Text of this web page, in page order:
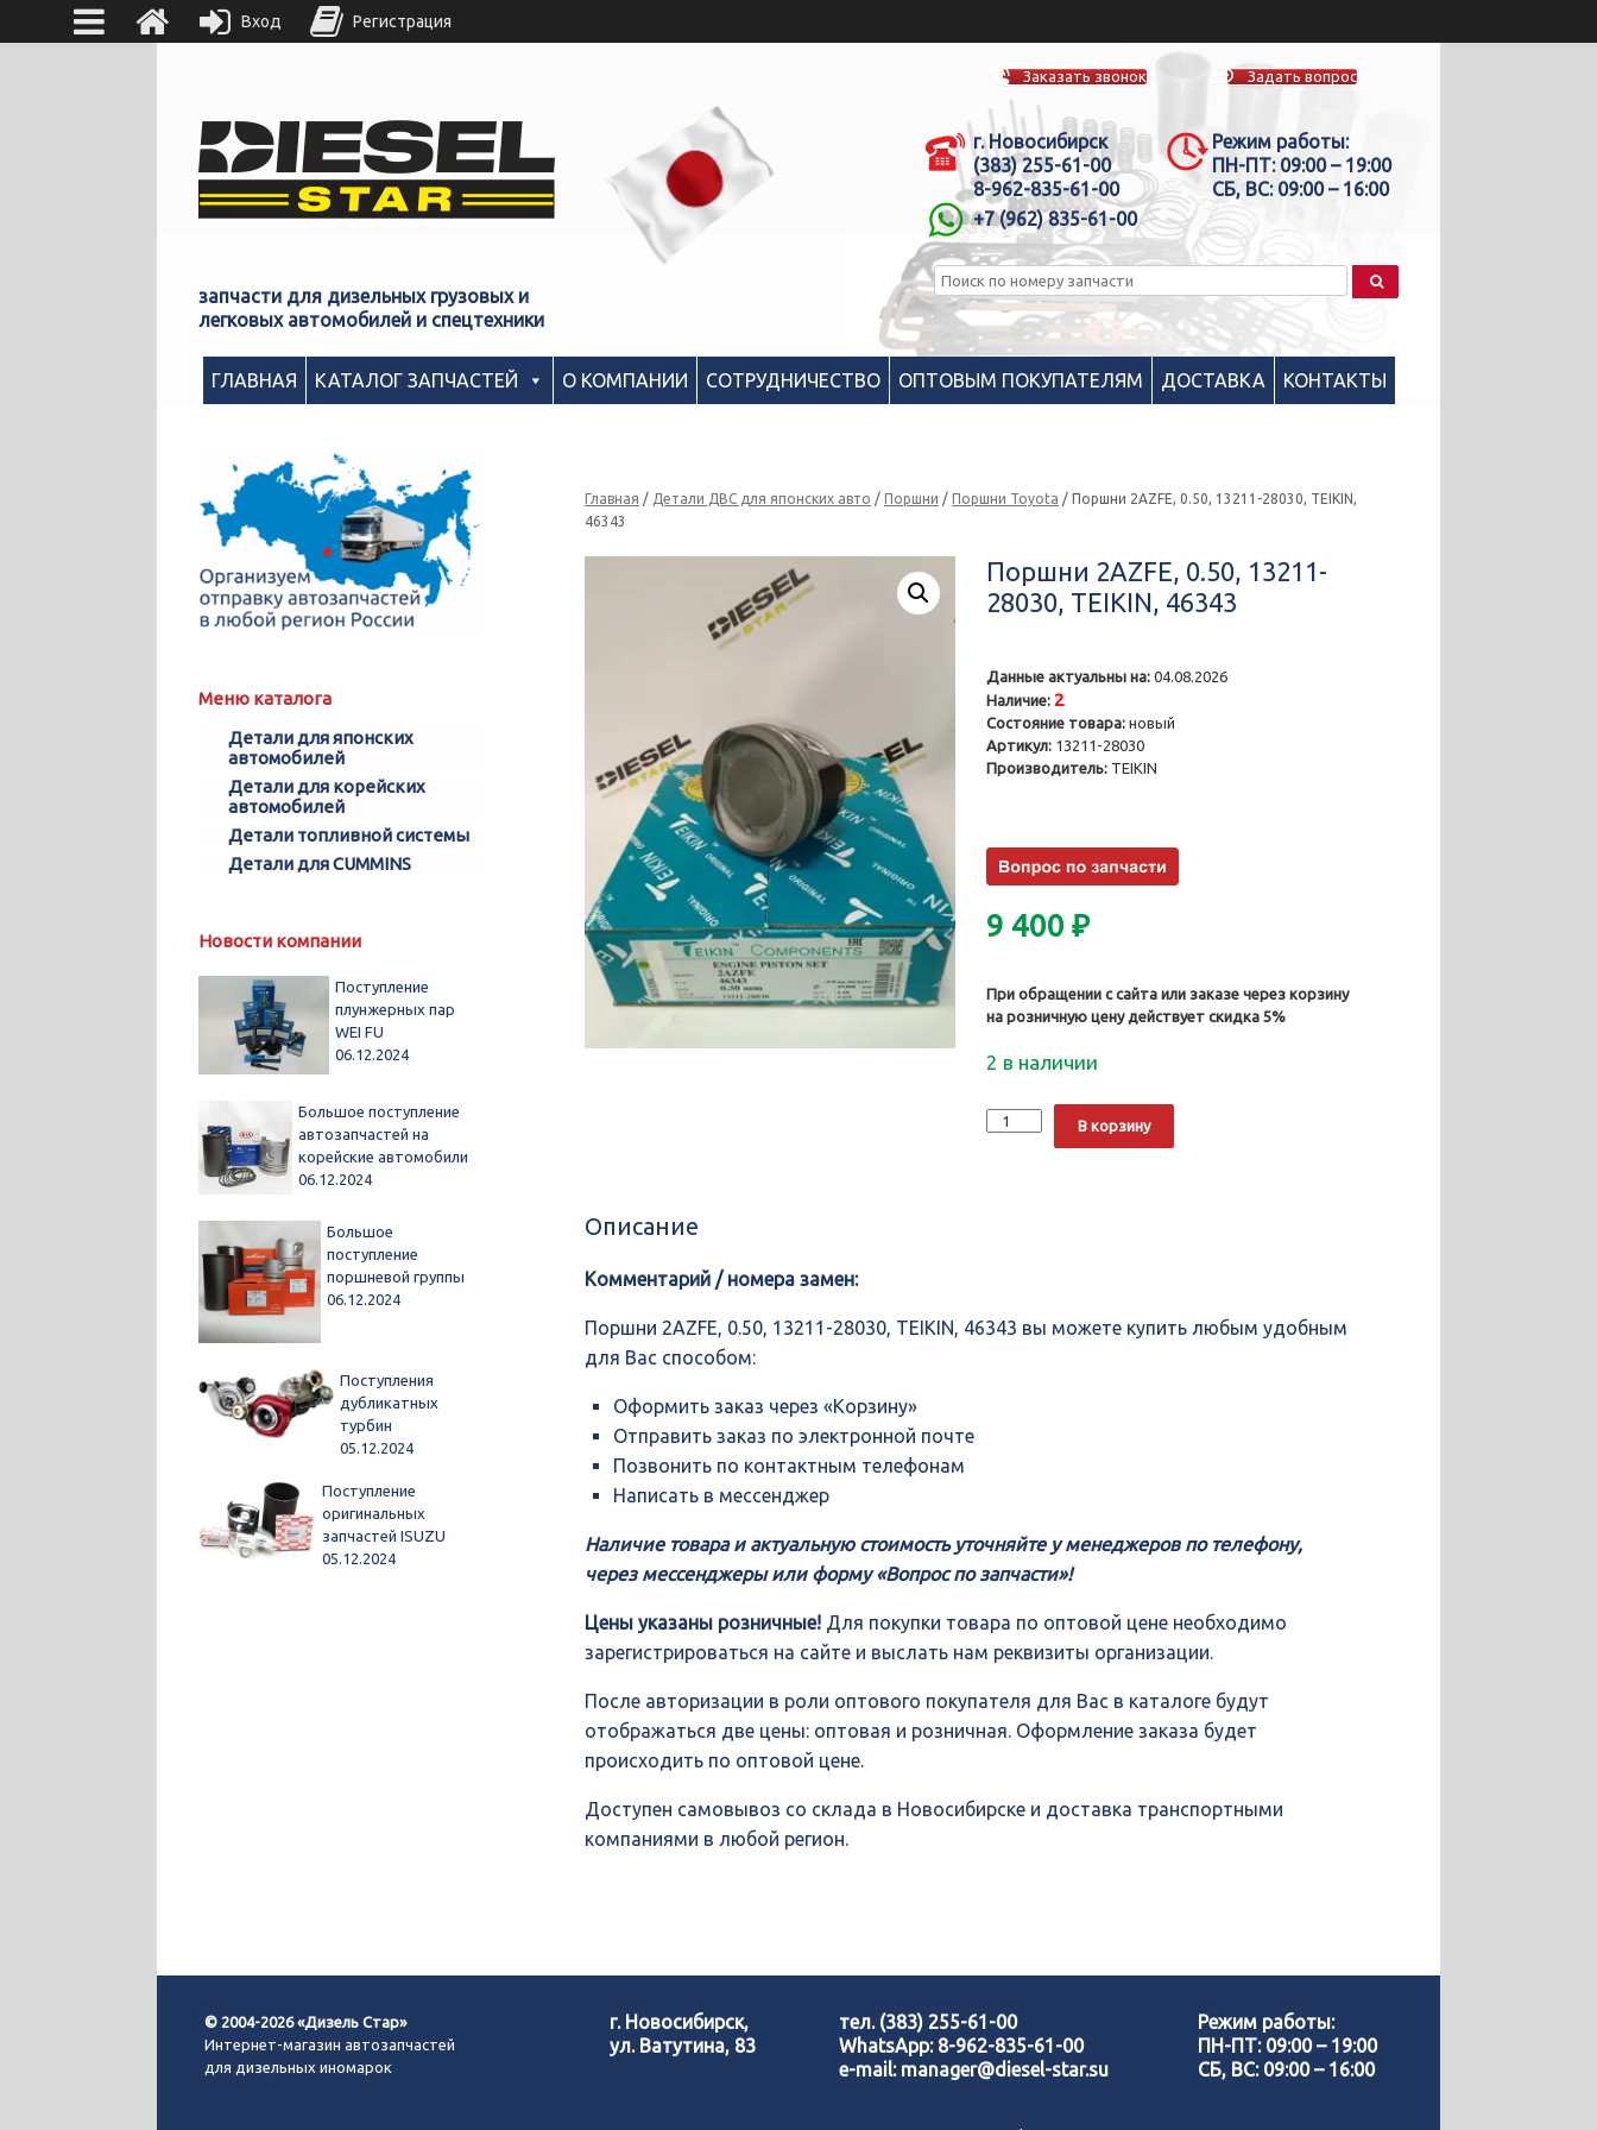
запчасти для дизельных грузовых и
легковых автомобилей и спецтехники
Заказать звонок Задать вопрос
г. Новосибирск
(383) 255-61-00
8-962-835-61-00
+7 (962) 835-61-00
Режим работы:
ПН-ПТ: 09:00 – 19:00
СБ, ВС: 09:00 – 16:00
ГЛАВНАЯ КАТАЛОГ ЗАПЧАСТЕЙ О КОМПАНИИ СОТРУДНИЧЕСТВО ОПТОВЫМ ПОКУПАТЕЛЯМ ДОСТАВКА КОНТАКТЫ
Главная / Детали ДВС для японских авто /Поршни /Поршни Toyota / Поршни 2AZFE, 0.50, 13211-28030, TEIKIN,
46343
Поршни 2AZFE, 0.50, 13211-
28030, TEIKIN, 46343
Данные актуальны на: 04.08.2026
Наличие: 2
Состояние товара: новый
Артикул: 13211-28030
Производитель: TEIKIN
9 400₽
При обращении с сайта или заказе через корзину
на розничную цену действует скидка 5%
2 в наличии
Количество
Поршни
В корзину
Описание
Комментарий / номера замен:
Поршни 2AZFE, 0.50, 13211-28030, TEIKIN, 46343 вы можете купить любым удобным
для Вас способом:
Оформить заказ через «Корзину»
Отправить заказ по электронной почте
Позвонить по контактным телефонам
Написать в мессенджер
Наличие товара и актуальную стоимость уточняйте у менеджеров по телефону,
через мессенджеры или форму «Вопрос по запчасти»!
Цены указаны розничные! Для покупки товара по оптовой цене необходимо
зарегистрироваться на сайте и выслать нам реквизиты организации.
После авторизации в роли оптового покупателя для Вас в каталоге будут
отображаться две цены: оптовая и розничная. Оформление заказа будет
происходить по оптовой цене.
Доступен самовывоз со склада в Новосибирске и доставка транспортными
компаниями в любой регион.
Меню каталога
Детали для японских
автомобилей
Детали для корейских
автомобилей
Детали топливной системы
Детали для CUMMINS
Новости компании
Поступление
плунжерных пар
WEI FU
06.12.2024
Большое поступление
автозапчастей на
корейские автомобили
06.12.2024
Большое
поступление
поршневой группы
06.12.2024
Поступления
дубликатных
турбин
05.12.2024
Поступление
оригинальных
запчастей ISUZU
05.12.2024
© 2004-2026 «Дизель Стар»
Интернет-магазин автозапчастей
для дизельных иномарок
г. Новосибирск,
ул. Ватутина, 83
тел. (383) 255-61-00
WhatsApp: 8-962-835-61-00
e-mail: manager@diesel-star.su
Режим работы:
ПН-ПТ: 09:00 – 19:00
СБ, ВС: 09:00 – 16:00
Вход Регистрация